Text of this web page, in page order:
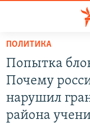
Вернуться
основному
содержанию
главной
КАРТА ВОЕННЫХ
ИСТОРИЯ
ПОЛИТИКА
Попытка
Почему
нарушил
района